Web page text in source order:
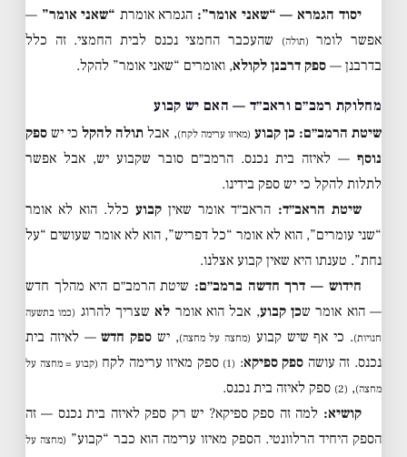
יסוד הגמרא — “שאני אומר”: הגמרא אומרת “שאני אומר” —
אפשר לומר (תולה)
שהעכבר החמצי נכנס לבית החמצי. זה כלל
בדרבנן — ספק דרבנן לקולא, ואומרים “שאני אומר” להקל.
מחלוקת רמב״ם וראב״ד — האם יש קבוע
שיטת הרמב״ם: כן קבוע (מאיזו ערימה לקח), אבל תולה להקלכי יש ספק
נוסף — לאיזה בית נכנס. הרמב״ם סובר שקבוע יש, אבל אפשר
לתלות להקל כי יש ספק בידינו.
שיטת הראב״ד: הראב״ד אומר שאין קבועכלל. הוא לא אומר
“שני עומרים”, הוא לא אומר “כל דפריש”, הוא לא אומר שעושים “על
נחת”. טענתו היא שאין קבוע אצלנו.
חידוש — דרך חדשה ברמב״ם: שיטת הרמב״ם היא מהלך חדש
— הוא אומר שכן קבוע, אבל הוא אומר לאשצריך להרוג (כמו בתשעה
חנויות). כי אף שיש קבוע (מחצה על מחצה), יש ספק חדש— לאיזה בית
נכנס. זה עושה ספק ספיקא:
(1) ספק מאיזו ערימה לקח (קבוע = מחצה על
מחצה),
(2)
ספק לאיזה בית נכנס.
קושיא: למה זה ספק ספיקא? יש רק ספק לאיזה בית נכנס — זה
הספק היחיד הרלוונטי. הספק מאיזו ערימה הוא כבר “קבוע” (מחצה על